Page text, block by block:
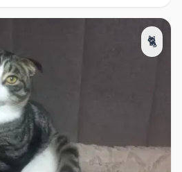
🐈